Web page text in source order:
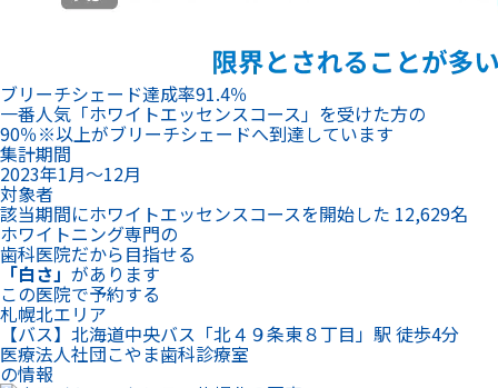
ブリーチシェード達成率91.4％
一番人気「ホワイトエッセンスコース」を受けた方の
90％※以上がブリーチシェードへ到達しています
集計期間
2023年1月～12月
対象者
該当期間にホワイトエッセンスコースを開始した 12,629名
ホワイトニング専門の
歯科医院だから目指せる
「白さ」 があります
この医院で予約する
札幌北エリア
【バス】北海道中央バス「北４９条東８丁目」駅 徒歩4分
医療法人社団こやま歯科診療室
の情報